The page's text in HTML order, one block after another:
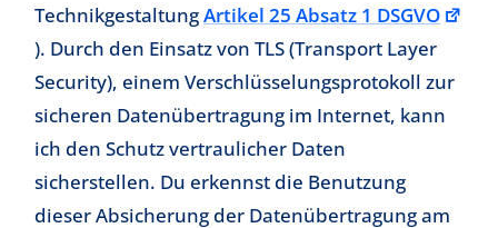
TechnikgestaltungArtikel 25 Absatz 1 DSGVO
). Durch den Einsatz von TLS (Transport Layer
Security), einem Verschlüsselungsprotokoll zur
sicheren Datenübertragung im Internet, kann
ich den Schutz vertraulicher Daten
sicherstellen. Du erkennst die Benutzung
dieser Absicherung der Datenübertragung am